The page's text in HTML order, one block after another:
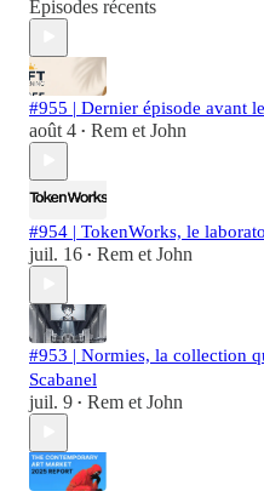
Épisodes récents
#955 | Dernier épisode avant
août 4 • Rem et John
#954 | TokenWorks, le
juil. 16 • Rem et John
#953 | Normies, la collection
Scabanel
juil. 9 • Rem et John